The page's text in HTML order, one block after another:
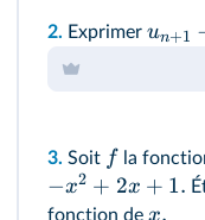
2. Exprimer un+1
3. Soit f la
−x2 + 2x + 1.
fonction de x.